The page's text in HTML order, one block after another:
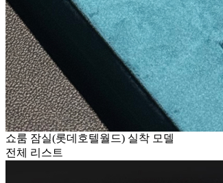
쇼룸 잠실(롯데호텔월드) 실착 모델
전체 리스트